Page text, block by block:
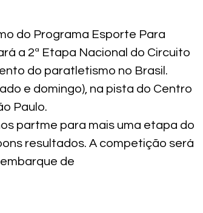
do Programa Esporte Para
a 2ª Etapa Nacional do Circuito
do paratletismo no Brasil.
e domingo), na pista do Centro
Paulo.
partme para mais uma etapa do
resultados. A competição será
de